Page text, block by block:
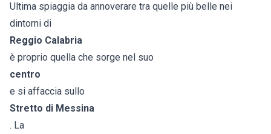
Ultima spiaggia da annoverare tra quelle più belle nei
dintorni di
Reggio Calabria
è proprio quella che sorge nel suo
centro
e si affaccia sullo
Stretto di Messina
. La